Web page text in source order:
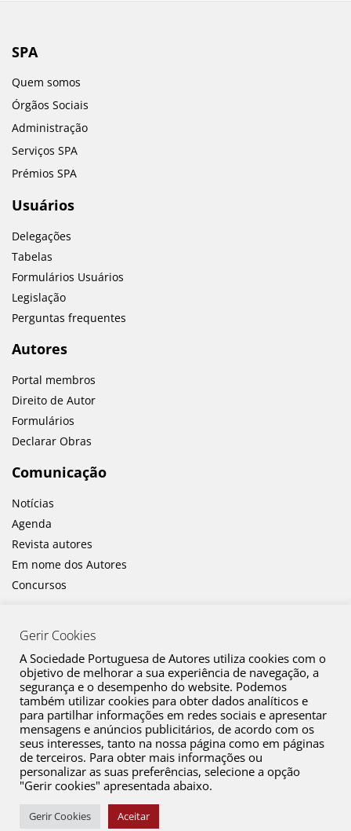
SPA
Quem somos
Órgãos Sociais
Administração
Serviços SPA
Prémios SPA
Usuários
Delegações
Tabelas
Formulários Usuários
Legislação
Perguntas frequentes
Autores
Portal membros
Direito de Autor
Formulários
Declarar Obras
Comunicação
Notícias
Agenda
Revista autores
Em nome dos Autores
Concursos
Canal de Denúncia
Plano de Prevenção de Riscos de Corrupção e Infrações Conexas
Política de Privacidade
Política de Cookies
Copyright © 2026 SPA. Todos os direitos reservados
Gerir Cookies
A Sociedade Portuguesa de Autores utiliza cookies com o
objetivo de melhorar a sua experiência de navegação, a
segurança e o desempenho do website. Podemos
também utilizar cookies para obter dados analíticos e
para partilhar informações em redes sociais e apresentar
mensagens e anúncios publicitários, de acordo com os
seus interesses, tanto na nossa página como em páginas
de terceiros. Para obter mais informações ou
personalizar as suas preferências, selecione a opção
"Gerir cookies" apresentada abaixo.
Gerir Cookies Aceitar